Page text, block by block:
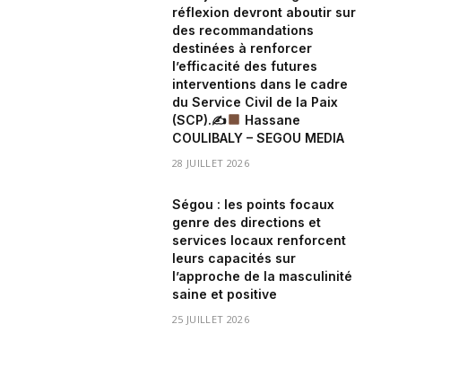
réflexion devront aboutir sur
des recommandations
destinées à renforcer
l’efficacité des futures
interventions dans le cadre
du Service Civil de la Paix
(SCP).✍
Hassane
COULIBALY – SEGOU MEDIA
28 JUILLET 2026
Ségou : les points focaux
genre des directions et
services locaux renforcent
leurs capacités sur
l’approche de la masculinité
saine et positive
25 JUILLET 2026